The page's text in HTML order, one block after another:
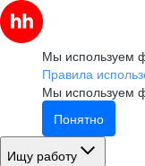
Мы используем
Правила
Мы используем
Понятно
Ищу работу